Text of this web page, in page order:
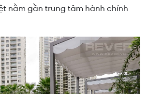
nằm gần trung tâm hành chính